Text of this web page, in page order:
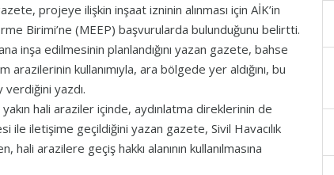
projeye ilişkin inşaat izninin alınması için AİK’in
Birimi’ne (MEEP) başvurularda bulunduğunu belirtti.
inşa edilmesinin planlandığını yazan gazete, bahse
kullanımıyla, ara bölgede yer aldığını, bu
verdiğini yazdı.
hali araziler içinde, aydınlatma direklerinin de
ile iletişime geçildiğini yazan gazete, Sivil Havacılık
arazilere geçiş hakkı alanının kullanılmasına